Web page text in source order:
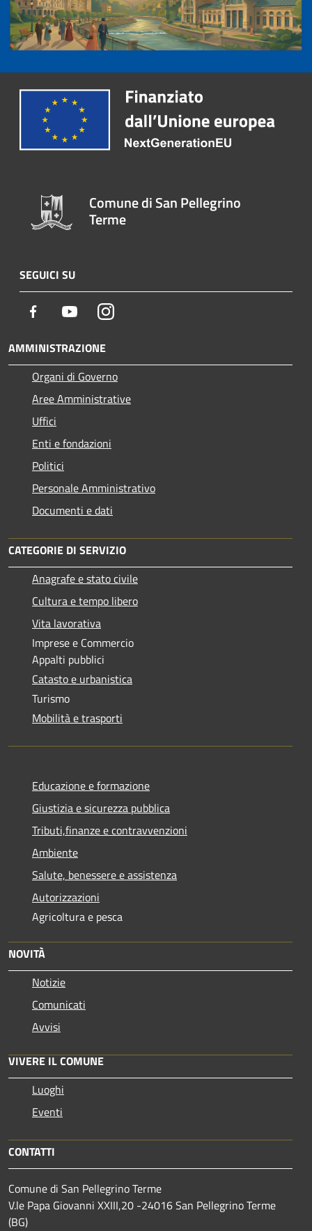
Comune di San Pellegrino
Terme
SEGUICI SU
Facebook YoutubeInstagram
AMMINISTRAZIONE
Organi di Governo
Aree Amministrative
Uffici
Enti e fondazioni
Politici
Personale Amministrativo
Documenti e dati
CATEGORIE DI SERVIZIO
Anagrafe e stato civile
Cultura e tempo libero
Vita lavorativa
Imprese e Commercio
Appalti pubblici
Catasto e urbanistica
Turismo
Mobilità e trasporti
Educazione e formazione
Giustizia e sicurezza pubblica
Tributi,finanze e contravvenzioni
Ambiente
Salute, benessere e assistenza
Autorizzazioni
Agricoltura e pesca
NOVITÀ
Notizie
Comunicati
Avvisi
VIVERE IL COMUNE
Luoghi
Eventi
CONTATTI
Comune di San Pellegrino Terme
V.le Papa Giovanni XXIII,20 -24016 San Pellegrino Terme
(BG)